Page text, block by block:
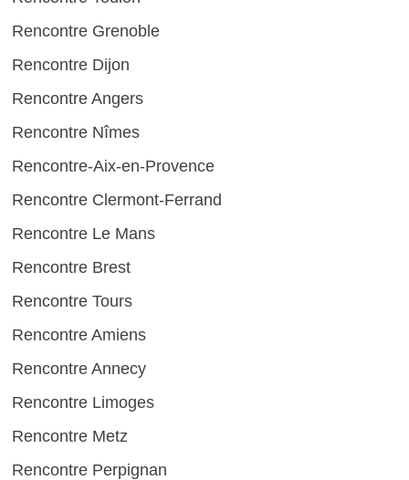
Rencontre Grenoble
Rencontre Dijon
Rencontre Angers
Rencontre Nîmes
Rencontre-Aix-en-Provence
Rencontre Clermont-Ferrand
Rencontre Le Mans
Rencontre Brest
Rencontre Tours
Rencontre Amiens
Rencontre Annecy
Rencontre Limoges
Rencontre Metz
Rencontre Perpignan